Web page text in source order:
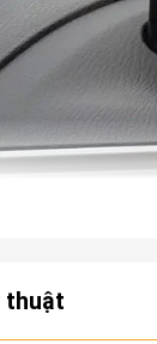
thuật